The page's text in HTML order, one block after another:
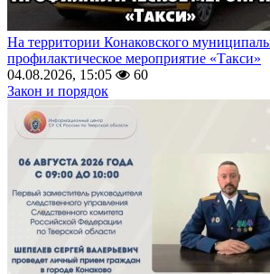
На территории Конаковского
профилактическое мероприятие «Такси»
04.08.2026, 15:05
60
Закон и порядок